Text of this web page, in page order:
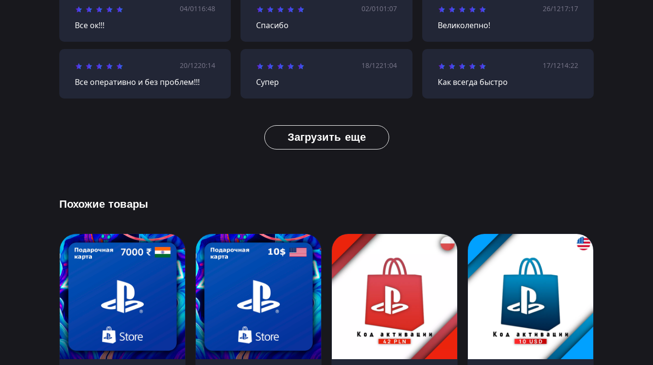
04/01 16:48
Все ок!!!
02/0101:07
Спасибо
26/1217:17
Великолепно!
20/1220:14
Все оперативно и без проблем!!!
18/1221:04
Супер
17/1214:22
Как всегда быстро
Загрузить еще
Похожие товары